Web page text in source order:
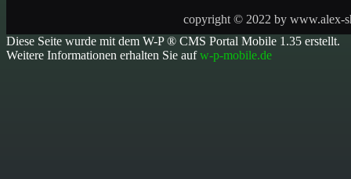
copyright © 2022 by www.alex-
Diese Seite wurde mit dem W-P ® CMS Portal Mobile 1.35 erstellt.
Weitere Informationen erhalten Sie aufw-p-mobile.de